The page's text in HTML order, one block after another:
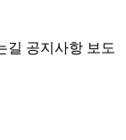
길 공지사항 보도